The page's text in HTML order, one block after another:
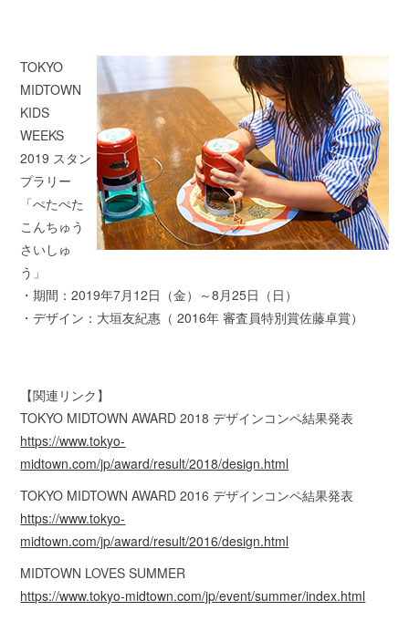
TOKYO
MIDTOWN
KIDS
WEEKS
2019 スタン
プラリー
「ぺたぺた
こんちゅう
さいしゅ
う」
・期間：2019年7月12日（金）～8月25日（日）
・デザイン：大垣友紀惠（ 2016年 審査員特別賞佐藤卓賞）
【関連リンク】
TOKYO MIDTOWN AWARD 2018 デザインコンペ結果発表
https://www.tokyo-
midtown.com/jp/award/result/2018/design.html
TOKYO MIDTOWN AWARD 2016 デザインコンペ結果発表
https://www.tokyo-
midtown.com/jp/award/result/2016/design.html
MIDTOWN LOVES SUMMER
https://www.tokyo-midtown.com/jp/event/summer/index.html